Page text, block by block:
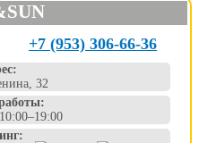
+7 (953) 306-66-36
32